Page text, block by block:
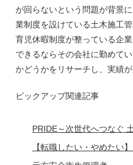
が回らないという問題が背景
業制度を設けている土木施工
育児休暇制度が整っている企
できるならその会社に勤めて
かどうかをリサーチし、実績
ピックアップ関連記事
PRIDE～次世代へつなぐ
【転職したい・やめたい